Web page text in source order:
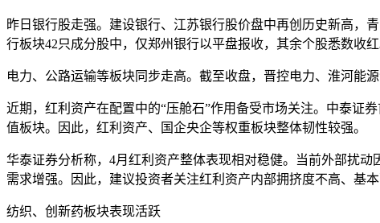
昨日银行股走强。建设银行、江苏银行股价盘中再创历史新高，
行板块42只成分股中，仅郑州银行以平盘报收，其余个股悉数收红
电力、公路运输等板块同步走高。截至收盘，晋控电力、淮河能
近期，红利资产在配置中的“压舱石”作用备受市场关注。中泰证
值板块。因此，红利资产、国企央企等权重板块整体韧性较强。
华泰证券分析称，4月红利资产整体表现相对稳健。当前外部扰
需求增强。因此，建议投资者关注红利资产内部拥挤度不高、基本
纺织、创新药板块表现活跃